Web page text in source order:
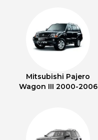
Mitsubishi Pajero
Wagon III 2000-2006